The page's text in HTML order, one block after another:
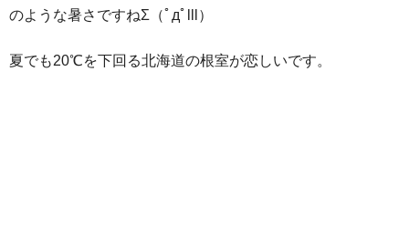
のような暑さですねΣ（ﾟдﾟlll）
夏でも20℃を下回る北海道の根室が恋しいです。